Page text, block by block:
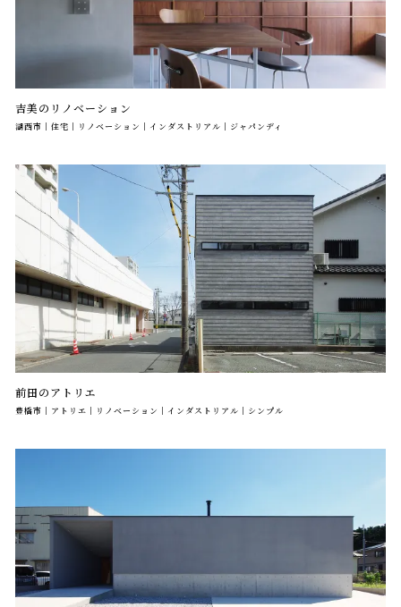
吉美のリノベーション
湖西市｜住宅｜リノベーション｜インダストリアル｜ジャパンディ
前田のアトリエ
豊橋市｜アトリエ｜リノベーション｜インダストリアル｜シンプル